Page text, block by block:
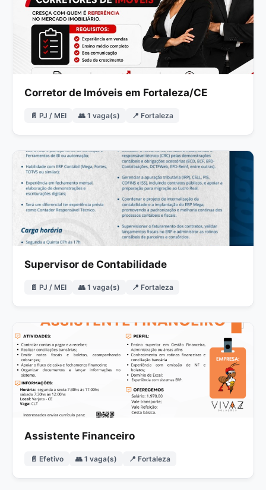
Corretor de Imóveis em Fortaleza/CE
📄 PJ / MEI 👥 1 vaga(s) 📍 Fortaleza
Supervisor de Contabilidade
📄 PJ / MEI 👥 1 vaga(s) 📍 Fortaleza
Assistente Financeiro
📄 Efetivo 👥 1 vaga(s) 📍 Fortaleza